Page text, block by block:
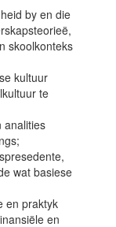
by en die
skoolkonteks
kultuur
te
analities
wat basiese
en praktyk
en